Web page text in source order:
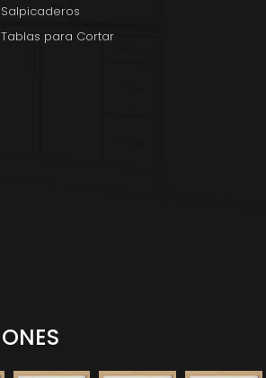
Salpicaderos
Tablas para Cortar